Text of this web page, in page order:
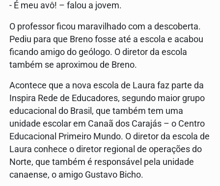
- É meu avô! – falou a jovem.
O professor ficou maravilhado com a descoberta.
Pediu para que Breno fosse até a escola e acabou
ficando amigo do geólogo. O diretor da escola
também se aproximou de Breno.
Acontece que a nova escola de Laura faz parte da
Inspira Rede de Educadores, segundo maior grupo
educacional do Brasil, que também tem uma
unidade escolar em Canaã dos Carajás – o Centro
Educacional Primeiro Mundo. O diretor da escola de
Laura conhece o diretor regional de operações do
Norte, que também é responsável pela unidade
canaense, o amigo Gustavo Bicho.